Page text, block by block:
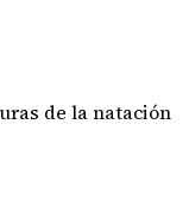
de la natación